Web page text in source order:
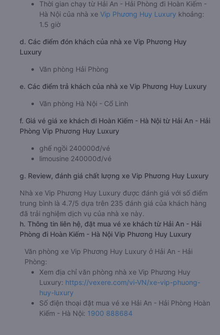
Thời gian chạy từ Hải An - Hải Phòng đi Hoàn Kiếm -
Hà Nội của nhà xe Vip Phương Huy Luxury khoảng:
1.5 giờ
d. Các điểm đón khách của nhà xe Vip Phương Huy
Luxury
Văn phòng Hải Phòng
e. Các điểm trả khách của nhà xe Vip Phương Huy Luxury
Văn phòng Hà Nội - Cổ Linh
f. Giá vé giá xe khách đi Hoàn Kiếm - Hà Nội từ Hải An - Hải
Phòng Vip Phương Huy Luxury
ghế ngồi 240000đ/vé
limousine 240000đ/vé
g. Review, đánh giá chất lượng xe Vip Phương Huy Luxury
Nhà xe Vip Phương Huy Luxury được đánh giá với số điểm
trung bình là 4.7/5 dựa trên 235 đánh giá của khách hàng
đã trải nghiệm dịch vụ của nhà xe này.
h. Thông tin liên hệ, đặt mua vé xe khách từ Hải An - Hải
Phòng đi Hoàn Kiếm - Hà Nội Vip Phương Huy Luxury
Văn phòng xe Vip Phương Huy Luxury ở Hải An - Hải
Phòng:
Xem địa chỉ văn phòng nhà xe Vip Phương Huy
Luxury: https://vexere.com/vi-VN/xe-vip-phuong-
huy-luxury
Số điện thoại đặt mua vé xe Hải An - Hải Phòng Hoàn
Kiếm - Hà Nội: 1900 888684